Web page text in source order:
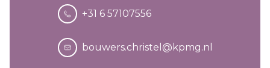
+31 6 57107556
bouwers.christel@kpmg.nl